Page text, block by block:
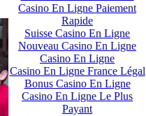
Casino En Ligne Paiement
Rapide
Suisse Casino En Ligne
Nouveau Casino En Ligne
Casino En Ligne
Casino En Ligne France Légal
Bonus Casino En Ligne
Casino En Ligne Le Plus
Payant